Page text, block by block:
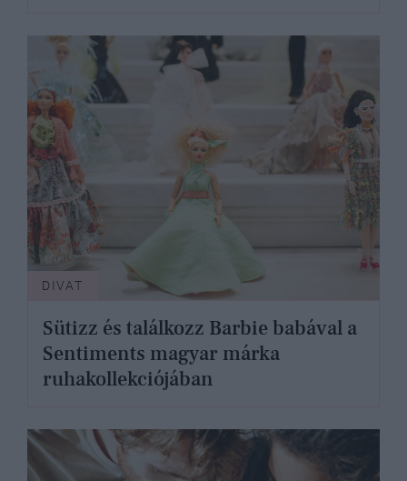
DIVAT
Sütizz és találkozz Barbie babával a
Sentiments magyar márka
ruhakollekciójában